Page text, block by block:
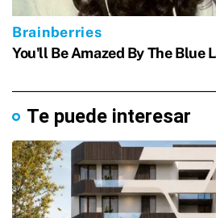
Te puede interesar